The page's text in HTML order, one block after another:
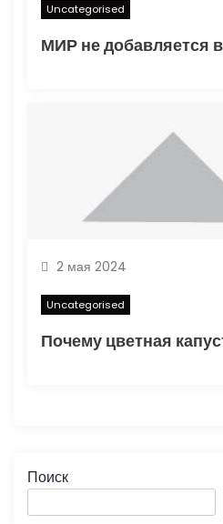
Uncategorised
2 мая 2024
Uncategorised
Поиск